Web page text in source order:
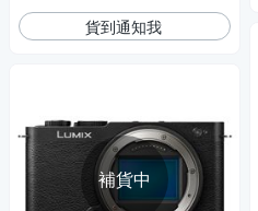
貨到通知我
補貨中